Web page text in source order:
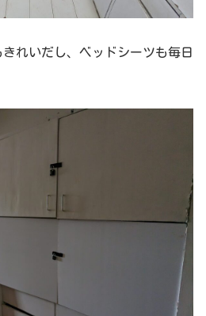
れいだし、ベッドシーツも毎日